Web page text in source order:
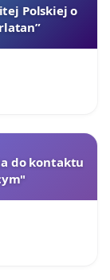
Polskiej o
do kontaktu